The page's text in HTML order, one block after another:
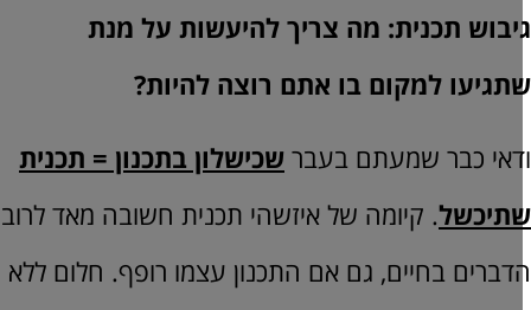
תכנית: מה צריך להיעשות על מנת
למקום בו אתם רוצה להיות?
כבר שמעתם בעברשכישלון בתכנון = תכנית
. קיומה של איזשהי תכנית חשובה מאד לרוב
בחיים, גם אם התכנון עצמו רופף. חלום ללא